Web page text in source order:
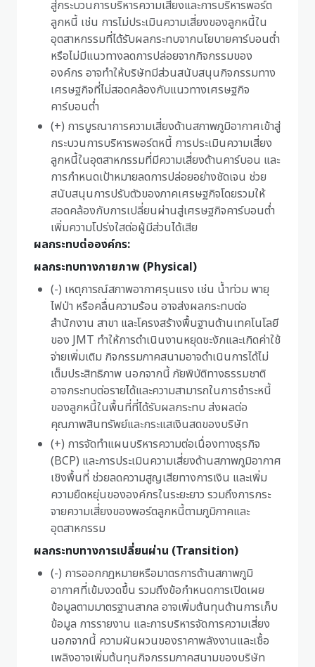
สู่กระบวนการบริหารความเสี่ยงและการบริหารพอร์ต
ลูกหนี้ เช่น การไม่ประเมินความเสี่ยงของลูกหนี้ใน
อุตสาหกรรมที่ได้รับผลกระทบจากนโยบายคาร์บอนต่ำ
หรือไม่มีแนวทางลดการปล่อยจากกิจกรรมของ
องค์กร อาจทำให้บริษัทมีส่วนสนับสนุนกิจกรรมทาง
เศรษฐกิจที่ไม่สอดคล้องกับแนวทางเศรษฐกิจ
คาร์บอนต่ำ
(+) การบูรณาการความเสี่ยงด้านสภาพภูมิอากาศเข้าสู่
กระบวนการบริหารพอร์ตหนี้ การประเมินความเสี่ยง
ลูกหนี้ในอุตสาหกรรมที่มีความเสี่ยงด้านคาร์บอน และ
การกำหนดเป้าหมายลดการปล่อยอย่างชัดเจน ช่วย
สนับสนุนการปรับตัวของภาคเศรษฐกิจโดยรวมให้
สอดคล้องกับการเปลี่ยนผ่านสู่เศรษฐกิจคาร์บอนต่ำ
เพิ่มความโปร่งใสต่อผู้มีส่วนได้เสีย
ผลกระทบต่อองค์กร:
ผลกระทบทางกายภาพ (Physical)
(-) เหตุการณ์สภาพอากาศรุนแรง เช่น น้ำท่วม พายุ
ไฟป่า หรือคลื่นความร้อน อาจส่งผลกระทบต่อ
สำนักงาน สาขา และโครงสร้างพื้นฐานด้านเทคโนโลยี
ของ JMT ทำให้การดำเนินงานหยุดชะงักและเกิดค่าใช้
จ่ายเพิ่มเติม กิจกรรมภาคสนามอาจดำเนินการได้ไม่
เต็มประสิทธิภาพ นอกจากนี้ ภัยพิบัติทางธรรมชาติ
อาจกระทบต่อรายได้และความสามารถในการชำระหนี้
ของลูกหนี้ในพื้นที่ที่ได้รับผลกระทบ ส่งผลต่อ
คุณภาพสินทรัพย์และกระแสเงินสดของบริษัท
(+) การจัดทำแผนบริหารความต่อเนื่องทางธุรกิจ
(BCP) และการประเมินความเสี่ยงด้านสภาพภูมิอากาศ
เชิงพื้นที่ ช่วยลดความสูญเสียทางการเงิน และเพิ่ม
ความยืดหยุ่นขององค์กรในระยะยาว รวมถึงการกระ
จายความเสี่ยงของพอร์ตลูกหนี้ตามภูมิภาคและ
อุตสาหกรรม
ผลกระทบทางการเปลี่ยนผ่าน (Transition)
(-) การออกกฎหมายหรือมาตรการด้านสภาพภูมิ
อากาศที่เข้มงวดขึ้น รวมถึงข้อกำหนดการเปิดเผย
ข้อมูลตามมาตรฐานสากล อาจเพิ่มต้นทุนด้านการเก็บ
ข้อมูล การรายงาน และการบริหารจัดการความเสี่ยง
นอกจากนี้ ความผันผวนของราคาพลังงานและเชื้อ
เพลิงอาจเพิ่มต้นทุนกิจกรรมภาคสนามของบริษัท